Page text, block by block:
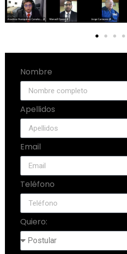
Nombre
Apellidos
Email
Teléfono
Quiero: